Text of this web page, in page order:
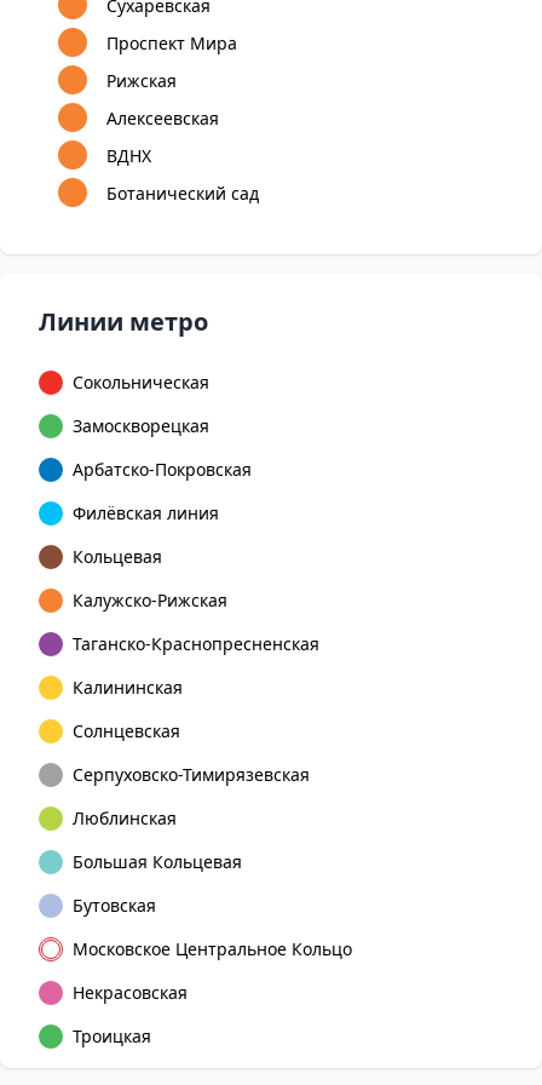
Сухаревская
Проспект Мира
Рижская
Алексеевская
ВДНХ
Ботанический сад
Линии метро
Сокольническая
Замоскворецкая
Арбатско-Покровская
Филёвская линия
Кольцевая
Калужско-Рижская
Таганско-Краснопресненская
Калининская
Солнцевская
Серпуховско-Тимирязевская
Люблинская
Большая Кольцевая
Бутовская
Московское Центральное Кольцо
Некрасовская
Троицкая